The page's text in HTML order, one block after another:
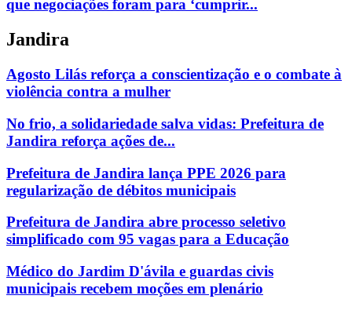
que negociações foram para ‘cumprir...
Jandira
Agosto Lilás reforça a conscientização e o combate à
violência contra a mulher
No frio, a solidariedade salva vidas: Prefeitura de
Jandira reforça ações de...
Prefeitura de Jandira lança PPE 2026 para
regularização de débitos municipais
Prefeitura de Jandira abre processo seletivo
simplificado com 95 vagas para a Educação
Médico do Jardim D'ávila e guardas civis
municipais recebem moções em plenário